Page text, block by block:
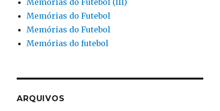
Memórias do Futebol (III)
Memórias do Futebol
Memórias do Futebol
Memórias do futebol
ARQUIVOS